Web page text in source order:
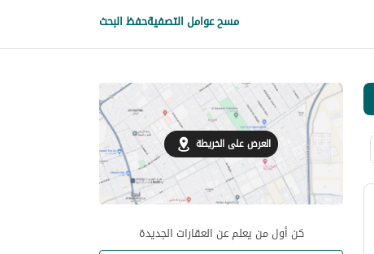
مسح عوامل التصفيةحفظ البحث
العرض على الخريطة
كن أول من يعلم عن العقارات الجديدة